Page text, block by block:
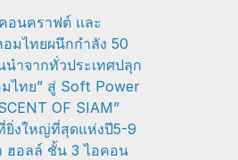
อนคราฟต์ และ
มไทยผนึกกำลัง 50
ำจากทั่วประเทศปลุก
ไทย” สู่ Soft Power
OF SIAM”
ยิ่งใหญ่ที่สุดแห่งปี5-9
อลล์ ชั้น 3 ไอคอน